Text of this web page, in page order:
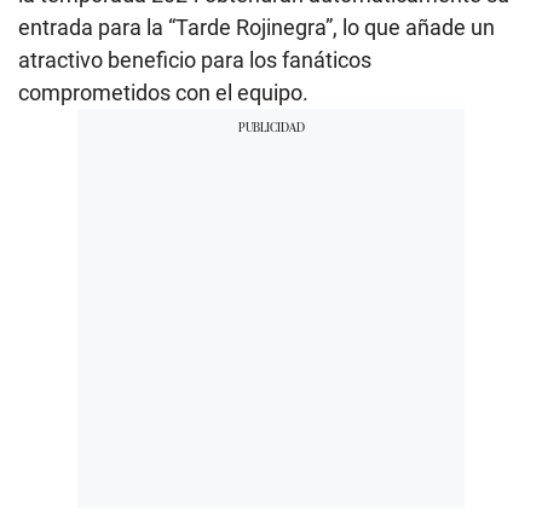
entrada para la “Tarde Rojinegra”, lo que añade un
atractivo beneficio para los fanáticos
comprometidos con el equipo.